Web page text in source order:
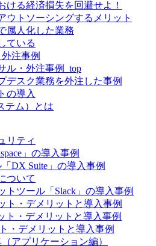
ける経済損失を回避せよ！
ウトソーシングするメリット
属人化した業務
ている
注事例
ル・外注事例_top
デスク業務を外注した事例
の導入
テム）とは
リティ
」の導入事例
DX Suite」の導入事例
ついて
トツール「Slack」の導入事例
ト・デメリットと導入事例
ト・デメリットと導入事例
・デメリットと導入事例
アプリケーション編）